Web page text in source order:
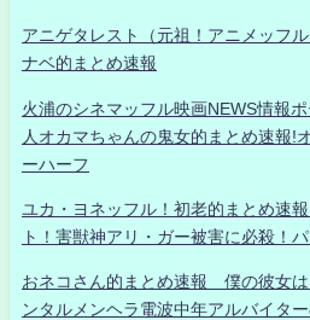
アニゲタレスト（元祖！アニメッフ
ナベ的まとめ速報
火浦のシネマッフル映画NEWS情報
人オカマちゃんの鬼女的まとめ速報!
ーハーフ
ユカ・ヨネッフル！初老的まとめ速
ト！害獣神アリ・ガー被害に必殺！
おネコさん的まとめ速報 僕の彼女
ンタルメンヘラ電波中年アルバイタ